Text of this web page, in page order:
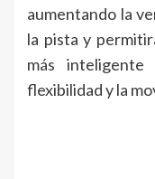
aumentando la
la pista y
más
flexibilidad y la